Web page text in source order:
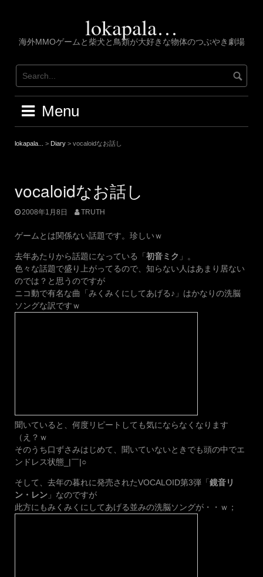
lokapala…
海外MMOゲームと柴犬と鳥類が大好きな物体のつぶやき劇場
Menu
lokapala... > Diary > vocaloidなお話し
vocaloidなお話し
2008年1月8日 TRUTH
ゲームとは関係ない話題です。珍しいｗ
去年あたりから話題になっている「 初音ミク 」。
色々な話題で盛り上がってるので、知らない人はあまり居ない
のでは？と思うのですが
ニコ動で有名な曲「みくみくにしてあげる♪」はかなりの洗脳
ソングな訳ですｗ
聞いていると、何度リピートしても気にならなくなります
（え？ｗ
そのうち口ずさみはじめて、聞いていないときでも頭の中でエ
ンドレス状態_|￣|○
そして、去年の暮れに発売されたVOCALOID第3弾「 鏡音リ
ン・レン 」なのですが
此方にもみくみくにしてあげる並みの洗脳ソングが・・ｗ；